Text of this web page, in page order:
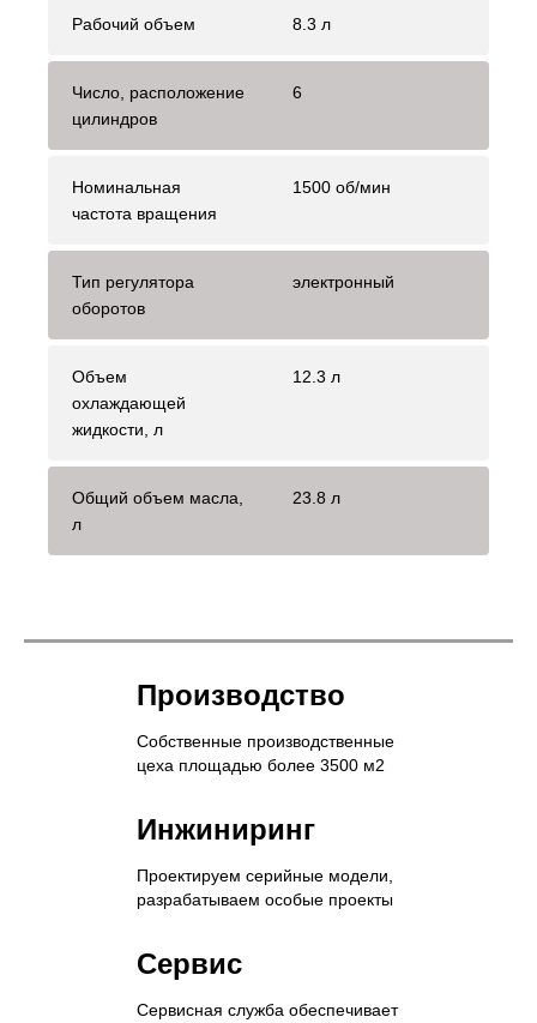
Рабочий объем 8.3 л
Число, расположение
цилиндров
6
Номинальная
частота вращения
1500 об/мин
Тип регулятора
оборотов
электронный
Объем
охлаждающей
жидкости, л
12.3 л
Общий объем масла,
л
23.8 л
Производство
Собственные производственные
цеха площадью более 3500 м2
Инжиниринг
Проектируем серийные модели,
разрабатываем особые проекты
Сервис
Сервисная служба обеспечивает